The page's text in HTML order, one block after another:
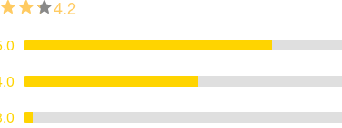
4.2